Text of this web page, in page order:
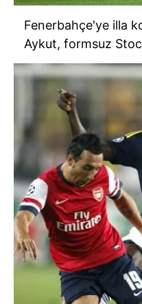
Fenerbahçe'ye illa
Aykut, formsuz